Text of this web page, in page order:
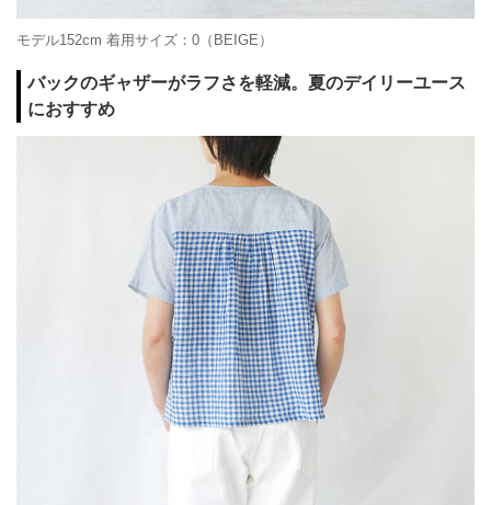
モデル152cm 着用サイズ：0（BEIGE）
バックのギャザーがラフさを軽減。夏のデイリーユース
におすすめ